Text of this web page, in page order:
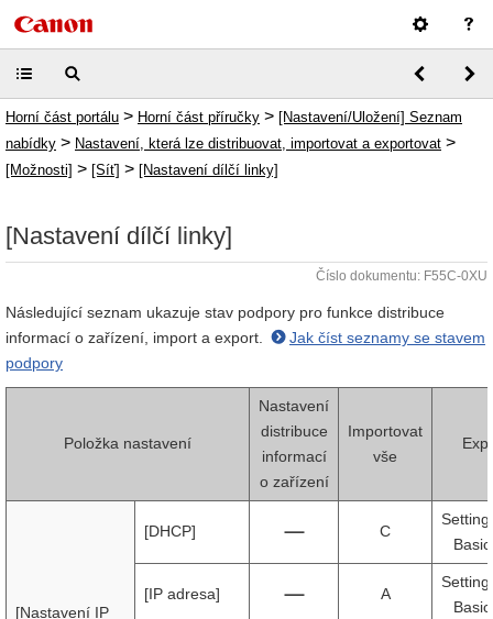
Horní část portálu > Horní část příručky > [Nastavení/Uložení] Seznam
nabídky > Nastavení, která lze distribuovat, importovat a exportovat >
[Možnosti] > [Síť] > [Nastavení dílčí linky]
[Nastavení dílčí linky]
Číslo dokumentu: F55C-0XU
Následující seznam ukazuje stav podpory pro funkce distribuce
informací o zařízení, import a export.
Jak číst seznamy se stavem
podpory
Položka nastavení
Nastavení
distribuce
informací
o zařízení
Importovat
vše
[Nastavení IP
[DHCP] C
[IP adresa] A